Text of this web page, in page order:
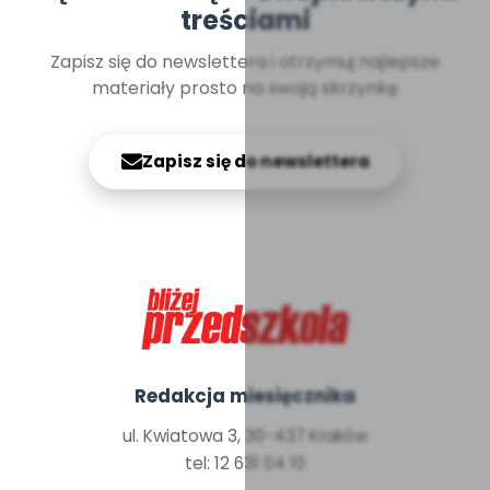
treściami
Zapisz się do newslettera i otrzymuj najlepsze
materiały prosto na swoją skrzynkę
Zapisz się do newslettera
Redakcja miesięcznika
ul. Kwiatowa 3, 30-437 Kraków
tel: 12 631 04 10